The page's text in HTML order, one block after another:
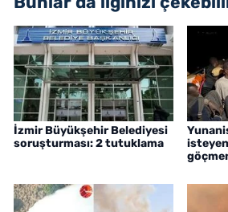
İzmir Büyükşehir Belediyesi
soruşturması: 2 tutuklama